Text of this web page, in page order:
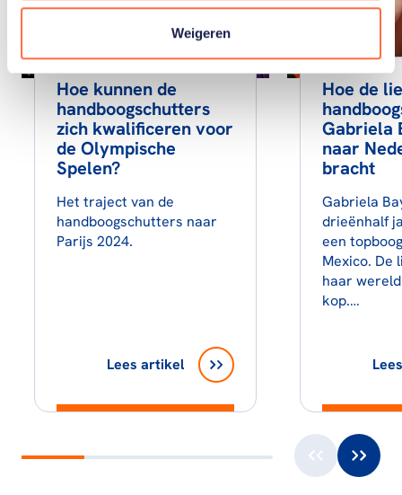
Weigeren
Hoe kunnen de
handboogschutters
zich kwalificeren voor
de Olympische
Spelen?
Het traject van de
handboogschutters naar
Parijs 2024.
Lees artikel
Hoe de
Gabriela
naar
bracht
Gabriela
drieënhalf
een
Mexico. De
haar
kop.…